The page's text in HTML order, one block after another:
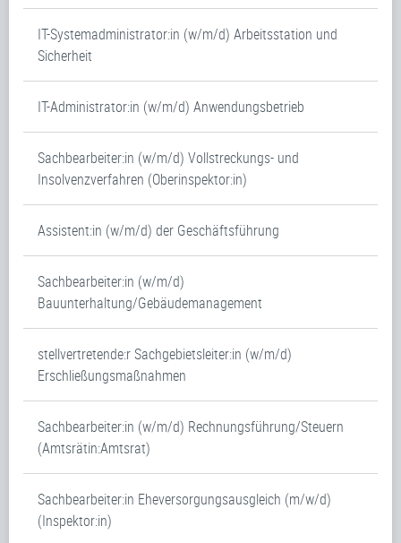
IT-Systemadministrator:in (w/m/d) Arbeitsstation und
Sicherheit
IT-Administrator:in (w/m/d) Anwendungsbetrieb
Sachbearbeiter:in (w/m/d) Vollstreckungs- und
Insolvenzverfahren (Oberinspektor:in)
Assistent:in (w/m/d) der Geschäftsführung
Sachbearbeiter:in (w/m/d)
Bauunterhaltung/Gebäudemanagement
stellvertretende:r Sachgebietsleiter:in (w/m/d)
Erschließungsmaßnahmen
Sachbearbeiter:in (w/m/d) Rechnungsführung/Steuern
(Amtsrätin:Amtsrat)
Sachbearbeiter:in Eheversorgungsausgleich (m/w/d)
(Inspektor:in)